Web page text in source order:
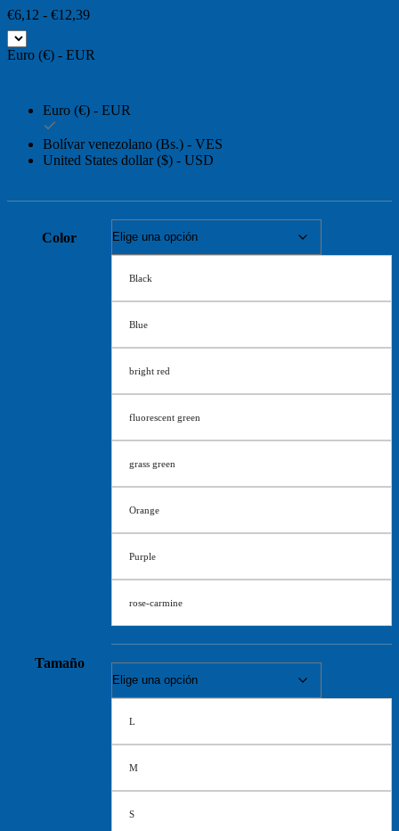
€6,12 - €12,39Rango
desde
€12,39
Euro (€) - EUR
Euro (€) - EUR
Bolívar venezolano (Bs.) - VES
United States dollar ($) - USD
Color
Black
Blue
bright red
fluorescent green
grass green
Orange
Purple
rose-carmine
Tamaño
L
M
S